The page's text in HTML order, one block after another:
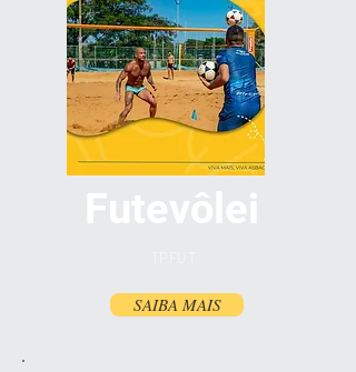
SAIBA MAIS